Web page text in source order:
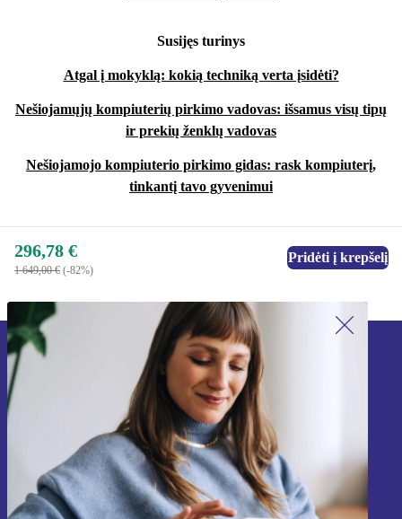
Susijęs turinys
Atgal į mokyklą: kokią techniką verta įsidėti?
Nešiojamųjų kompiuterių pirkimo vadovas: išsamus visų tipų
ir prekių ženklų vadovas
Nešiojamojo kompiuterio pirkimo gidas: rask kompiuterį,
tinkantį tavo gyvenimui
296,78 €
1 649,00 € (-82%)
Pridėti į krepšelį
Užsiprenumeruok mūsų naujienlaiškį!
Nebepraleisk nė vieno pasiūlymo.
Registruokitės